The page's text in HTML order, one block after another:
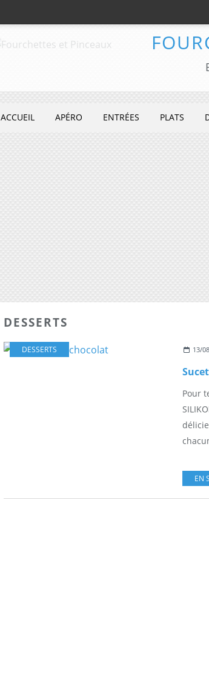
ACCUEIL APÉRO ENTRÉES PLATS
DESSERTS
DESSERTS 13/
Pour
EN